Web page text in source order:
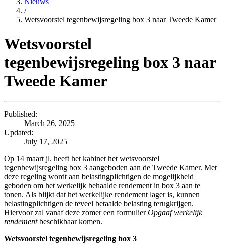
/
Wetsvoorstel tegenbewijsregeling box 3 naar Tweede Kamer
Wetsvoorstel
tegenbewijsregeling box 3 naar
Tweede Kamer
Published:
March 26, 2025
Updated:
July 17, 2025
Op 14 maart jl. heeft het kabinet het wetsvoorstel
tegenbewijsregeling box 3 aangeboden aan de Tweede Kamer. Met
deze regeling wordt aan belastingplichtigen de mogelijkheid
geboden om het werkelijk behaalde rendement in box 3 aan te
tonen. Als blijkt dat het werkelijke rendement lager is, kunnen
belastingplichtigen de teveel betaalde belasting terugkrijgen.
Hiervoor zal vanaf deze zomer een formulierOpgaaf werkelijk
rendementbeschikbaar komen.
Wetsvoorstel tegenbewijsregeling box 3